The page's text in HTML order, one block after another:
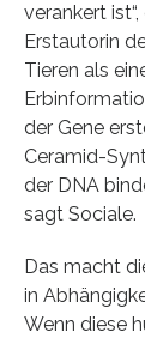
verankert
Erstautorin
Tieren als
der Gene
Ceramid-
der DNA
sagt Sociale.
Das macht
in
Wenn diese